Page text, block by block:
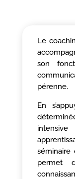
Le
son
pérenne.
En
séminaire
permet